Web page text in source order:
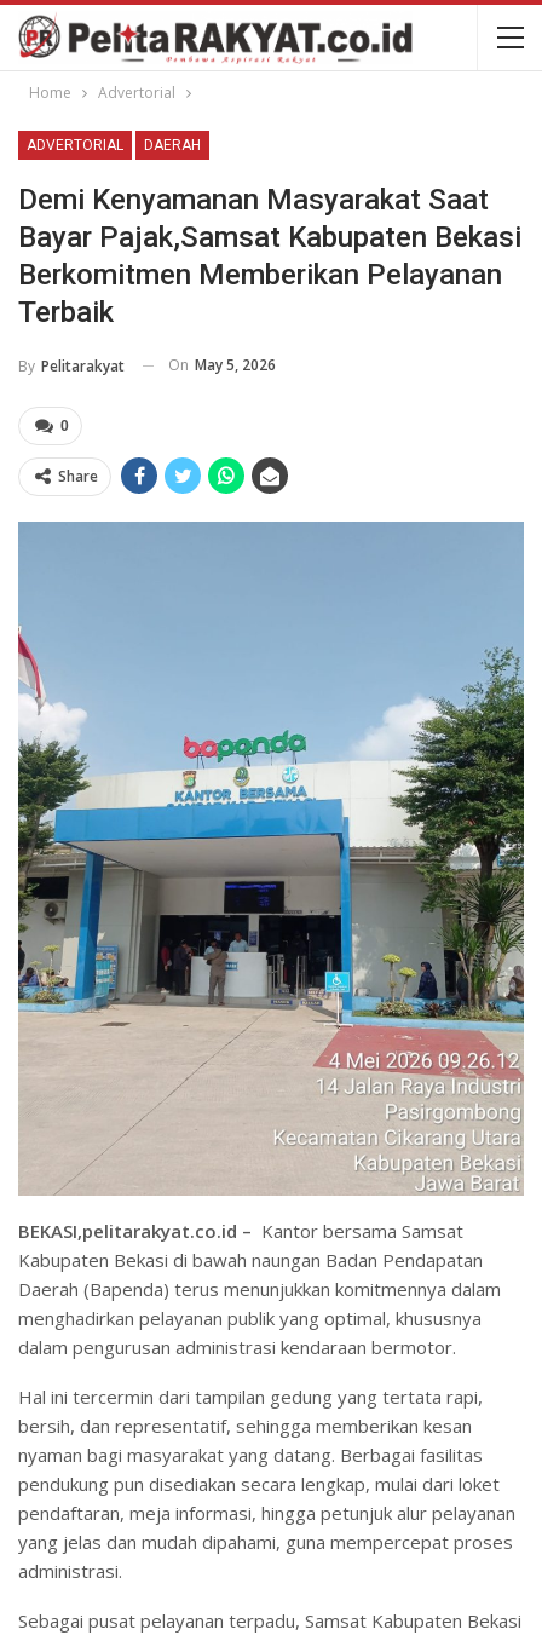
Home Advertorial
ADVERTORIAL DAERAH
Demi Kenyamanan Masyarakat Saat
Bayar Pajak,Samsat Kabupaten Bekasi
Berkomitmen Memberikan Pelayanan
Terbaik
By Pelitarakyat On May 5, 2026
0
Share
BEKASI,pelitarakyat.co.id – Kantor bersama Samsat
Kabupaten Bekasi di bawah naungan Badan Pendapatan
Daerah (Bapenda) terus menunjukkan komitmennya dalam
menghadirkan pelayanan publik yang optimal, khususnya
dalam pengurusan administrasi kendaraan bermotor.
Hal ini tercermin dari tampilan gedung yang tertata rapi,
bersih, dan representatif, sehingga memberikan kesan
nyaman bagi masyarakat yang datang. Berbagai fasilitas
pendukung pun disediakan secara lengkap, mulai dari loket
pendaftaran, meja informasi, hingga petunjuk alur pelayanan
yang jelas dan mudah dipahami, guna mempercepat proses
administrasi.
Sebagai pusat pelayanan terpadu, Samsat Kabupaten Bekasi